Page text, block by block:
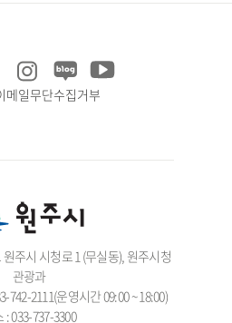
메일무단수집거부
주시 시청로 1 (무실동), 원주시청
관광과
742-2111(운영시간 09:00 ~ 18:00)
: 033-737-3300